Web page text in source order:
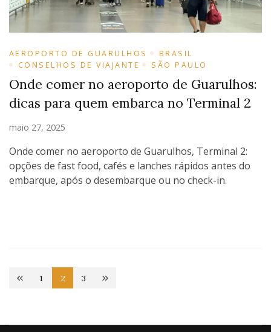
AEROPORTO DE GUARULHOS
BRASIL
CONSELHOS DE VIAJANTE
SÃO PAULO
Onde comer no aeroporto de Guarulhos:
dicas para quem embarca no Terminal 2
maio 27, 2025
Onde comer no aeroporto de Guarulhos, Terminal 2:
opções de fast food, cafés e lanches rápidos antes do
embarque, após o desembarque ou no check-in.
Paginação
Page
1 Page
2 Page
3